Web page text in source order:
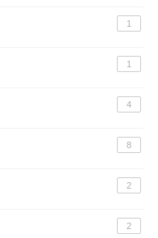
1
1
4
8
2
2